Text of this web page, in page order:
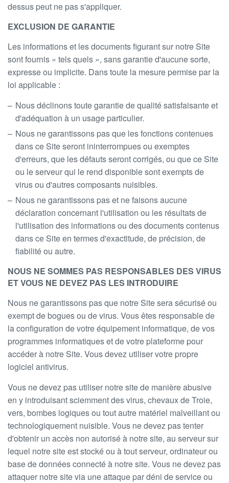
dessus peut ne pas s'appliquer.
EXCLUSION DE GARANTIE
Les informations et les documents figurant sur notre Site
sont fournis « tels quels », sans garantie d'aucune sorte,
expresse ou implicite. Dans toute la mesure permise par la
loi applicable :
Nous déclinons toute garantie de qualité satisfaisante et
d'adéquation à un usage particulier.
Nous ne garantissons pas que les fonctions contenues
dans ce Site seront ininterrompues ou exemptes
d'erreurs, que les défauts seront corrigés, ou que ce Site
ou le serveur qui le rend disponible sont exempts de
virus ou d'autres composants nuisibles.
Nous ne garantissons pas et ne faisons aucune
déclaration concernant l'utilisation ou les résultats de
l'utilisation des informations ou des documents contenus
dans ce Site en termes d'exactitude, de précision, de
fiabilité ou autre.
NOUS NE SOMMES PAS RESPONSABLES DES VIRUS
ET VOUS NE DEVEZ PAS LES INTRODUIRE
Nous ne garantissons pas que notre Site sera sécurisé ou
exempt de bogues ou de virus. Vous êtes responsable de
la configuration de votre équipement informatique, de vos
programmes informatiques et de votre plateforme pour
accéder à notre Site. Vous devez utiliser votre propre
logiciel antivirus.
Vous ne devez pas utiliser notre site de manière abusive
en y introduisant sciemment des virus, chevaux de Troie,
vers, bombes logiques ou tout autre matériel malveillant ou
technologiquement nuisible. Vous ne devez pas tenter
d'obtenir un accès non autorisé à notre site, au serveur sur
lequel notre site est stocké ou à tout serveur, ordinateur ou
base de données connecté à notre site. Vous ne devez pas
attaquer notre site via une attaque par déni de service ou